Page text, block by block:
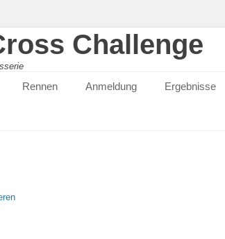
Challenge
Rennen Anmeldung Ergebnisse